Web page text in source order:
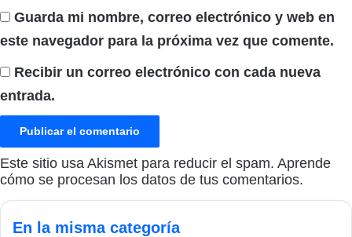
Guarda mi nombre, correo electrónico y web en
este navegador para la próxima vez que comente.
Recibir un correo electrónico con cada nueva
entrada.
Este sitio usa Akismet para reducir el spam. Aprende
cómo se procesan los datos de tus comentarios.
En la misma categoría